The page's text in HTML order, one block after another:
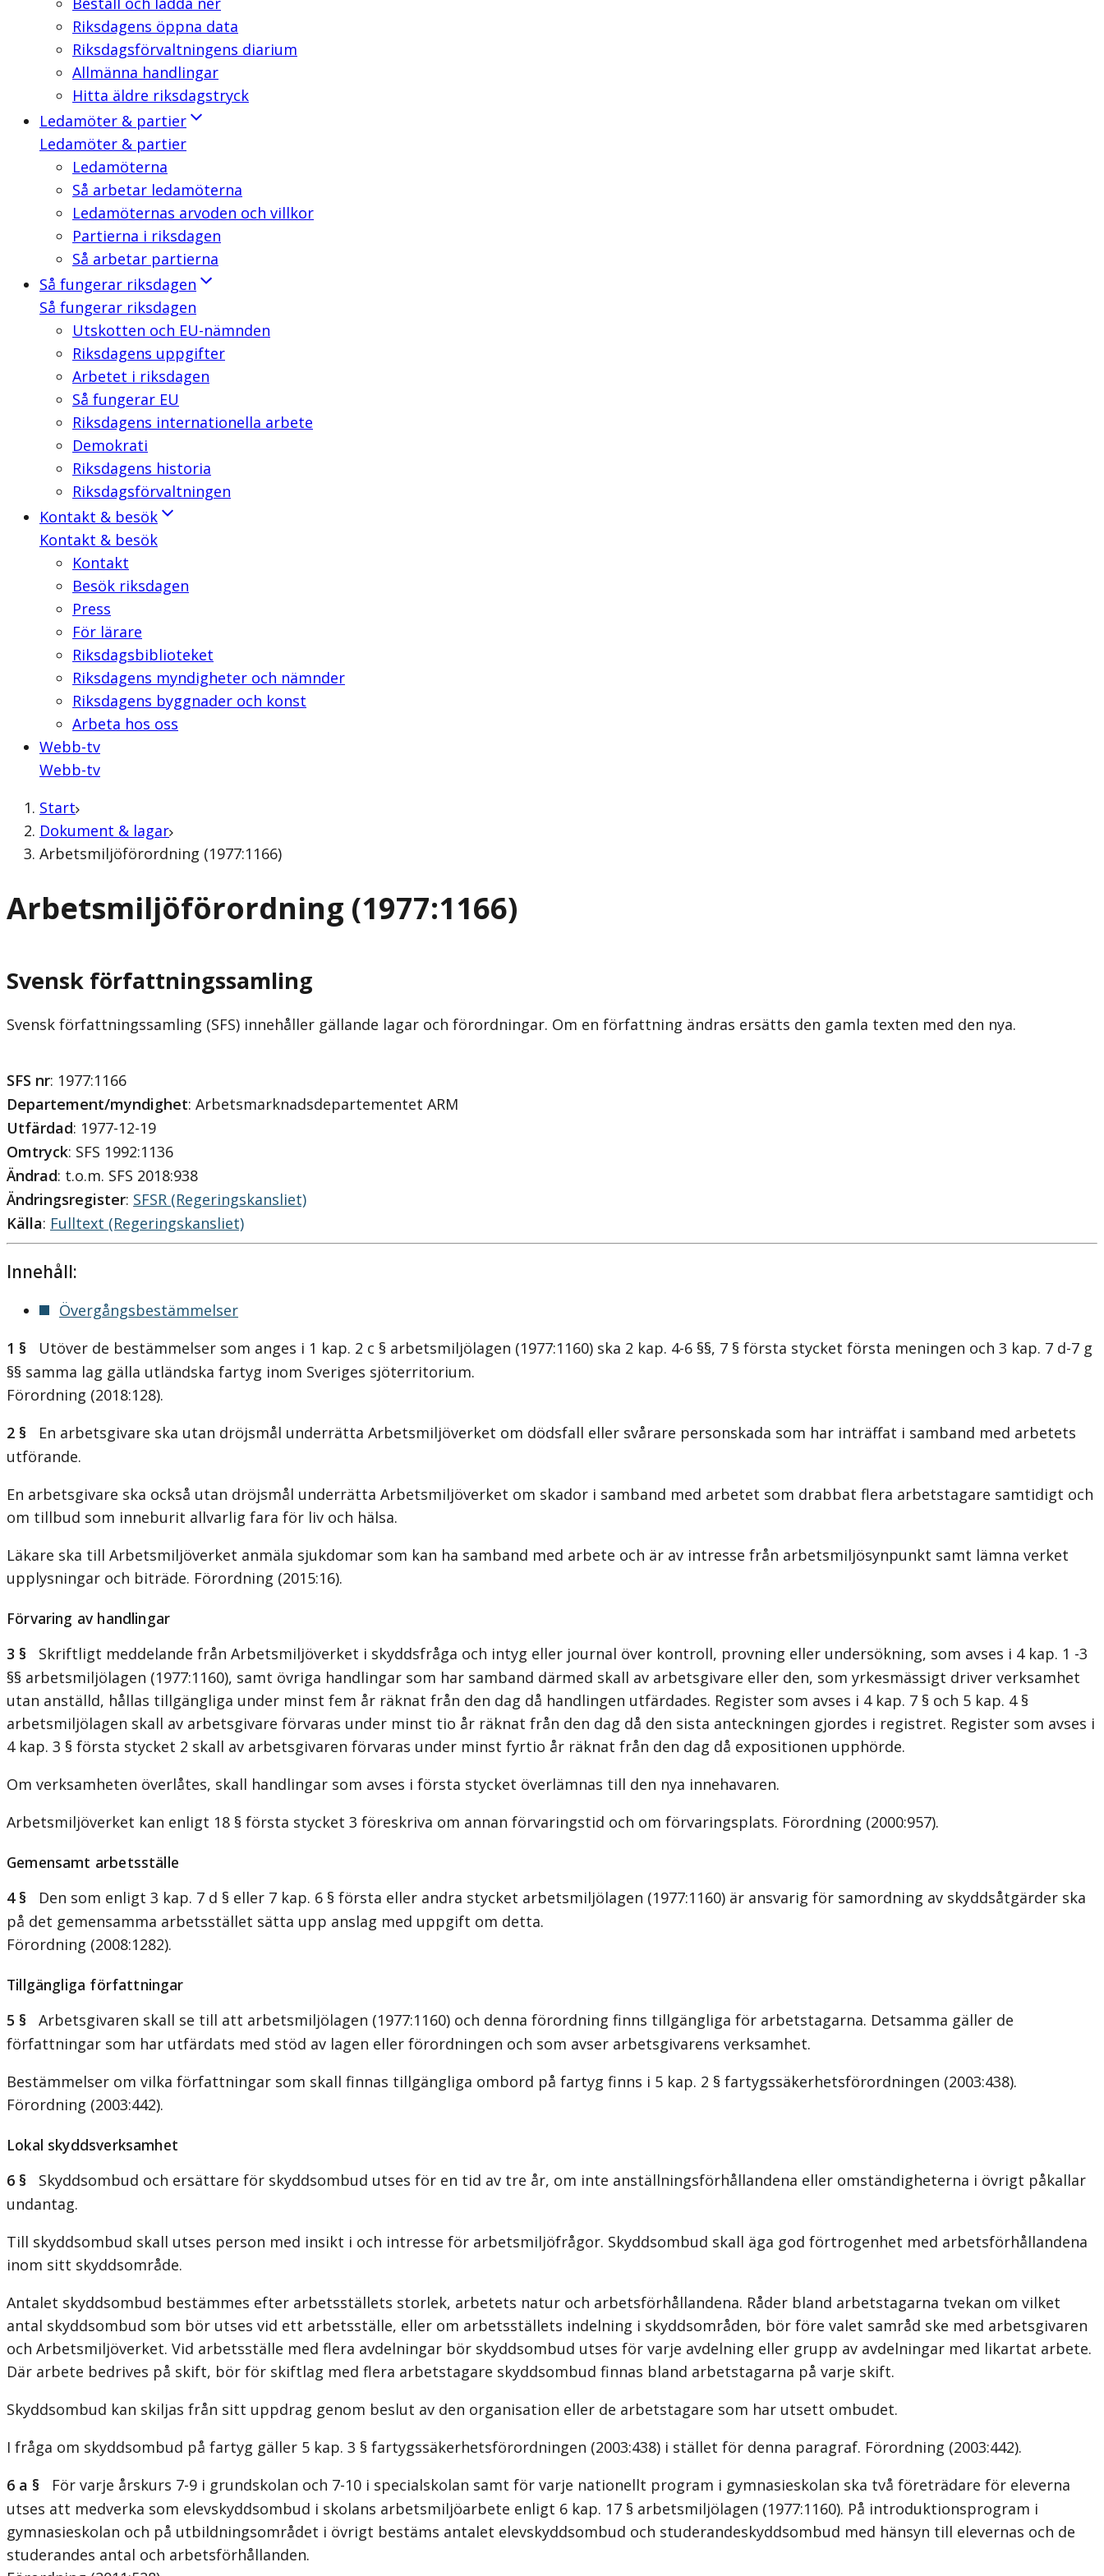
Riksdagens öppna data
Riksdagsförvaltningens diarium
Allmänna handlingar
Hitta äldre riksdagstryck
Ledamöter & partier
Ledamöter & partier
Ledamöterna
Så arbetar ledamöterna
Ledamöternas arvoden och villkor
Partierna i riksdagen
Så arbetar partierna
Så fungerar riksdagen
Så fungerar riksdagen
Utskotten och EU-nämnden
Riksdagens uppgifter
Arbetet i riksdagen
Så fungerar EU
Riksdagens internationella arbete
Demokrati
Riksdagens historia
Riksdagsförvaltningen
Kontakt & besök
Kontakt & besök
Kontakt
Besök riksdagen
Press
För lärare
Riksdagsbiblioteket
Riksdagens myndigheter och nämnder
Riksdagens byggnader och konst
Arbeta hos oss
Webb-tv
Webb-tv
Start
Dokument & lagar
Arbetsmiljöförordning (1977:1166)
Arbetsmiljöförordning (1977:1166)
Svensk författningssamling
Svensk författningssamling (SFS) innehåller gällande lagar och förordningar. Om en författning ändras ersätts den gamla texten med den nya.
SFS nr: 1977:1166
Departement/myndighet: Arbetsmarknadsdepartementet ARM
Utfärdad: 1977-12-19
Omtryck: SFS 1992:1136
Ändrad: t.o.m. SFS 2018:938
Ändringsregister: SFSR (Regeringskansliet)
Källa: Fulltext (Regeringskansliet)
Innehåll:
Övergångsbestämmelser
1 § Utöver de bestämmelser som anges i 1 kap. 2 c § arbetsmiljölagen (1977:1160) ska 2 kap. 4-6 §§, 7 § första stycket första meningen och 3 kap. 7 d-7 g
§§ samma lag gälla utländska fartyg inom Sveriges sjöterritorium.
Förordning (2018:128).
2 § En arbetsgivare ska utan dröjsmål underrätta Arbetsmiljöverket om dödsfall eller svårare personskada som har inträffat i samband med arbetets
utförande.
En arbetsgivare ska också utan dröjsmål underrätta Arbetsmiljöverket om skador i samband med arbetet som drabbat flera arbetstagare samtidigt och
om tillbud som inneburit allvarlig fara för liv och hälsa.
Läkare ska till Arbetsmiljöverket anmäla sjukdomar som kan ha samband med arbete och är av intresse från arbetsmiljösynpunkt samt lämna verket
upplysningar och biträde. Förordning (2015:16).
Förvaring av handlingar
3 § Skriftligt meddelande från Arbetsmiljöverket i skyddsfråga och intyg eller journal över kontroll, provning eller undersökning, som avses i 4 kap. 1 -3
§§ arbetsmiljölagen (1977:1160), samt övriga handlingar som har samband därmed skall av arbetsgivare eller den, som yrkesmässigt driver verksamhet
utan anställd, hållas tillgängliga under minst fem år räknat från den dag då handlingen utfärdades. Register som avses i 4 kap. 7 § och 5 kap. 4 §
arbetsmiljölagen skall av arbetsgivare förvaras under minst tio år räknat från den dag då den sista anteckningen gjordes i registret. Register som avses i
4 kap. 3 § första stycket 2 skall av arbetsgivaren förvaras under minst fyrtio år räknat från den dag då expositionen upphörde.
Om verksamheten överlåtes, skall handlingar som avses i första stycket överlämnas till den nya innehavaren.
Arbetsmiljöverket kan enligt 18 § första stycket 3 föreskriva om annan förvaringstid och om förvaringsplats. Förordning (2000:957).
Gemensamt arbetsställe
4 § Den som enligt 3 kap. 7 d § eller 7 kap. 6 § första eller andra stycket arbetsmiljölagen (1977:1160) är ansvarig för samordning av skyddsåtgärder ska
på det gemensamma arbetsstället sätta upp anslag med uppgift om detta.
Förordning (2008:1282).
Tillgängliga författningar
5 § Arbetsgivaren skall se till att arbetsmiljölagen (1977:1160) och denna förordning finns tillgängliga för arbetstagarna. Detsamma gäller de
författningar som har utfärdats med stöd av lagen eller förordningen och som avser arbetsgivarens verksamhet.
Bestämmelser om vilka författningar som skall finnas tillgängliga ombord på fartyg finns i 5 kap. 2 § fartygssäkerhetsförordningen (2003:438).
Förordning (2003:442).
Lokal skyddsverksamhet
6 § Skyddsombud och ersättare för skyddsombud utses för en tid av tre år, om inte anställningsförhållandena eller omständigheterna i övrigt påkallar
undantag.
Till skyddsombud skall utses person med insikt i och intresse för arbetsmiljöfrågor. Skyddsombud skall äga god förtrogenhet med arbetsförhållandena
inom sitt skyddsområde.
Antalet skyddsombud bestämmes efter arbetsställets storlek, arbetets natur och arbetsförhållandena. Råder bland arbetstagarna tvekan om vilket
antal skyddsombud som bör utses vid ett arbetsställe, eller om arbetsställets indelning i skyddsområden, bör före valet samråd ske med arbetsgivaren
och Arbetsmiljöverket. Vid arbetsställe med flera avdelningar bör skyddsombud utses för varje avdelning eller grupp av avdelningar med likartat arbete.
Där arbete bedrives på skift, bör för skiftlag med flera arbetstagare skyddsombud finnas bland arbetstagarna på varje skift.
Skyddsombud kan skiljas från sitt uppdrag genom beslut av den organisation eller de arbetstagare som har utsett ombudet.
I fråga om skyddsombud på fartyg gäller 5 kap. 3 § fartygssäkerhetsförordningen (2003:438) i stället för denna paragraf. Förordning (2003:442).
6 a § För varje årskurs 7-9 i grundskolan och 7-10 i specialskolan samt för varje nationellt program i gymnasieskolan ska två företrädare för eleverna
utses att medverka som elevskyddsombud i skolans arbetsmiljöarbete enligt 6 kap. 17 § arbetsmiljölagen (1977:1160). På introduktionsprogram i
gymnasieskolan och på utbildningsområdet i övrigt bestäms antalet elevskyddsombud och studerandeskyddsombud med hänsyn till elevernas och de
studerandes antal och arbetsförhållanden.